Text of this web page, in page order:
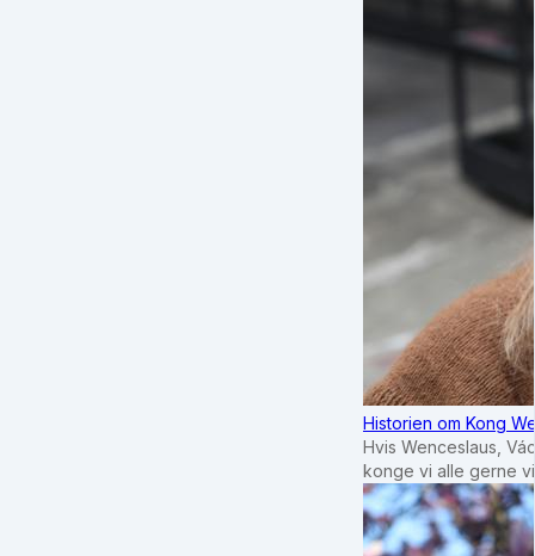
Historien om Kong
Hvis Wenceslaus,
konge vi alle gerne